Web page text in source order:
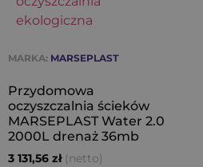
MARKA: MARSEPLAST
Przydomowa
oczyszczalnia ścieków
MARSEPLAST Water 2.0
2000L drenaż 36mb
3 131,56 zł (netto)